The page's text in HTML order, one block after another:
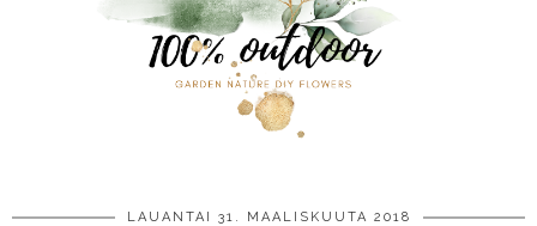
LAUANTAI 31. MAALISKUUTA 2018